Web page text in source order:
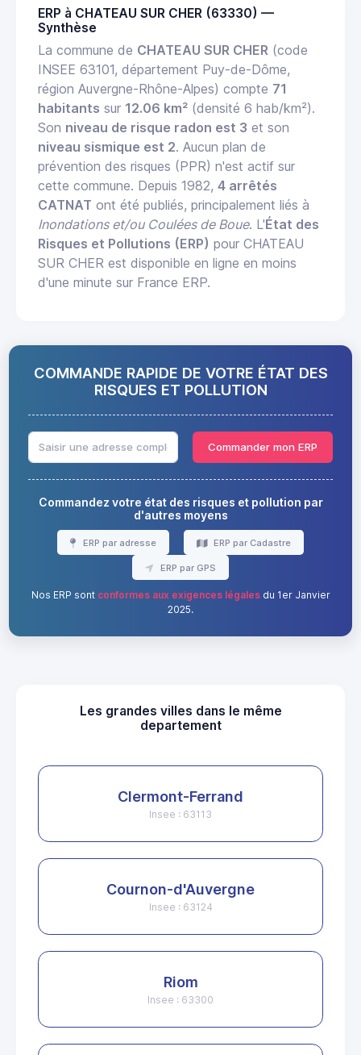
ERP à CHATEAU SUR CHER (63330) —
Synthèse
La commune de CHATEAU SUR CHER (code
INSEE 63101, département Puy-de-Dôme,
région Auvergne-Rhône-Alpes) compte 71
habitants sur 12.06 km² (densité 6 hab/km²).
Son niveau de risque radon est 3 et son
niveau sismique est 2. Aucun plan de
prévention des risques (PPR) n'est actif sur
cette commune. Depuis 1982, 4 arrêtés
CATNAT ont été publiés, principalement liés à
Inondations et/ou Coulées de Boue. L'État des
Risques et Pollutions (ERP) pour CHATEAU
SUR CHER est disponible en ligne en moins
d'une minute sur France ERP.
COMMANDE RAPIDE DE VOTRE ÉTAT DES
RISQUES ET POLLUTION
Commander mon ERP
Commandez votre état des risques et pollution par
d'autres moyens
ERP par adresse ERP par Cadastre
ERP par GPS
Nos ERP sont conformes aux exigences légalesdu 1er Janvier
2025.
Les grandes villes dans le même
departement
Clermont-Ferrand
Insee : 63113
Cournon-d'Auvergne
Insee : 63124
Riom
Insee : 63300